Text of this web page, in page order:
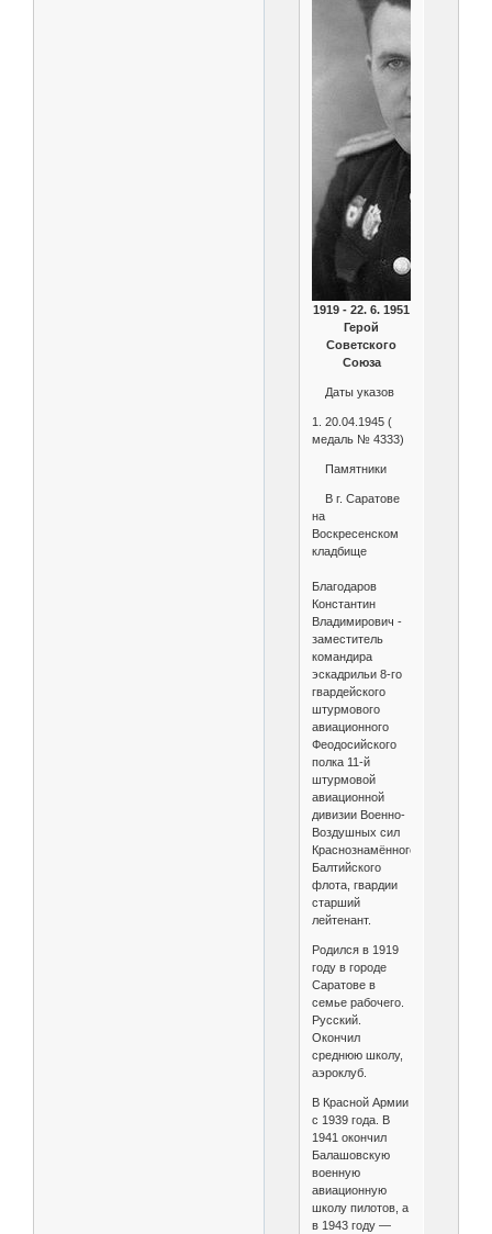
1919 - 22. 6. 1951
Герой
Советского
Союза
Даты указов
1. 20.04.1945 (
медаль № 4333)
Памятники
В г. Саратове
на
Воскресенском
кладбище
Благодаров
Константин
Владимирович -
заместитель
командира
эскадрильи 8-го
гвардейского
штурмового
авиационного
Феодосийского
полка 11-й
штурмовой
авиационной
дивизии Военно-
Воздушных сил
Краснознамённого
Балтийского
флота, гвардии
старший
лейтенант.
Родился в 1919
году в городе
Саратове в
семье рабочего.
Русский.
Окончил
среднюю школу,
аэроклуб.
В Красной Армии
с 1939 года. В
1941 окончил
Балашовскую
военную
авиационную
школу пилотов, а
в 1943 году —